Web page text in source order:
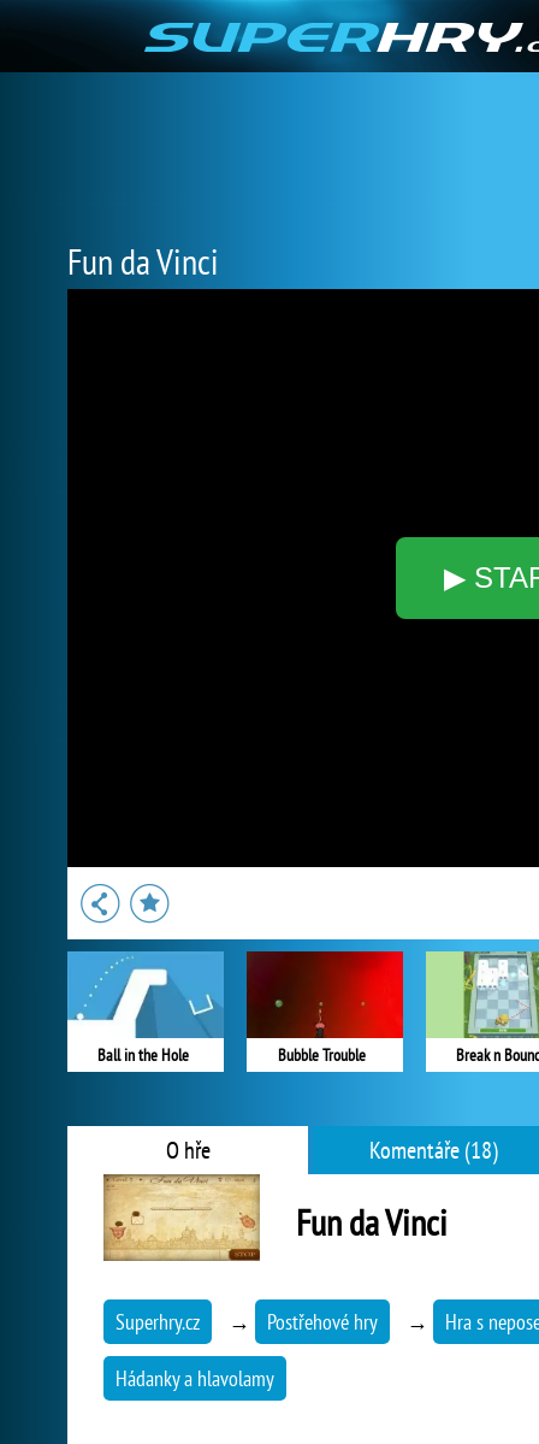
Fun da Vinci
▶
Ball in the Hole Bubble Trouble Break n
O hře Komentáře (18)
Fun da Vinci
Superhry.cz → Postřehové hry → Hra s
Hádanky a hlavolamy